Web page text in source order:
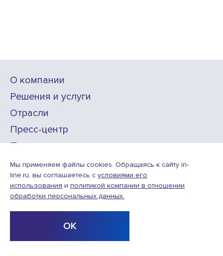
О компании
Решения и услуги
Отрасли
Пресс-центр
Проекты
Карьера
Условия использования веб-сайта
Мы применяем файлы cookies. Обращаясь к сайту in-
line.ru, вы соглашаетесь с условиями его
использования и политикой компании в отношении
обработки персональных данных.
ОК